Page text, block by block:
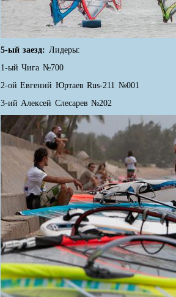
5-ый заезд: Лидеры:
1-ый Чига №700
2-ой Евгений Юртаев Rus-211 №001
3-ий Алексей Слесарев №202